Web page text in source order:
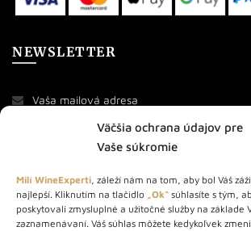
Väčšia ochrana údajov pre
Vaše súkromie
Milí WineExperti, záleží nám na tom, aby bol Váš
najlepší. Kliknutím na tlačidlo „Ok“ súhlasíte s tým,
poskytovali zmysluplné a užitočné služby na základe
zaznamenávaní. Váš súhlas môžete kedykoľvek
NEWSLETTER
O NÁS